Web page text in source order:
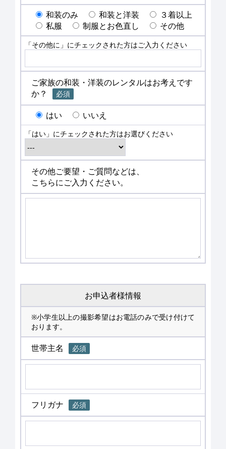
和装のみ
和装と洋装
３着以上
私服
制服とお色直し その他
「その他に」にチェックされた方はご入力ください
ご家族の和装・洋装のレンタルはお考えです
か？
必須
はい いいえ
「はい」にチェックされた方はお選びください
その他ご要望・ご質問などは、
こちらにご入力ください。
お申込者様情報
※小学生以上の撮影希望はお電話のみで受け付けて
おります。
世帯主名 必須
フリガナ 必須